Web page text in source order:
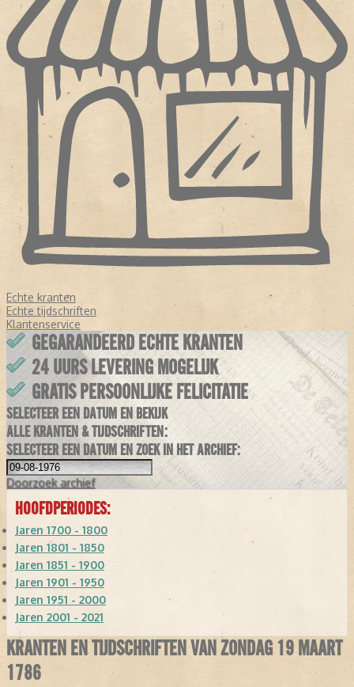
Echte kranten
Echte tijdschriften
Klantenservice
GEGARANDEERD ECHTE KRANTEN
24 UURS LEVERING MOGELIJK
GRATIS PERSOONLIJKE FELICITATIE
SELECTEER EEN DATUM EN BEKIJK
ALLE KRANTEN & TIJDSCHRIFTEN:
SELECTEER EEN DATUM EN ZOEK IN HET ARCHIEF:
Doorzoek archief
HOOFDPERIODES:
Jaren 1700 - 1800
Jaren 1801 - 1850
Jaren 1851 - 1900
Jaren 1901 - 1950
Jaren 1951 - 2000
Jaren 2001 - 2021
KRANTEN EN TIJDSCHRIFTEN VAN ZONDAG 19 MAART
1786